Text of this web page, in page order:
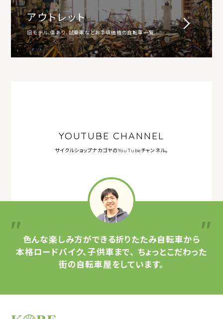
アウトレット
旧モデル、傷あり、試乗車などお手頃価格の自転車一覧
YOUTUBE CHANNEL
サイクルショップナカゴヤのYouTubeチャンネル。
色んな楽しみ方ができる折りたたみ自転車から
本格ロードバイク、子供車まで、 ちょっとこだわった
街の自転車屋をしています。